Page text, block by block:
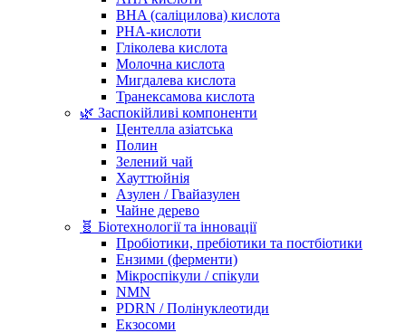
BHA (саліцилова) кислота
PHA-кислоти
Гліколева кислота
Молочна кислота
Мигдалева кислота
Транексамова кислота
🌿 Заспокійливі компоненти
Центелла азіатська
Полин
Зелений чай
Хауттюйнія
Азулен / Гвайазулен
Чайне дерево
🧬 Біотехнології та інновації
Пробіотики, пребіотики та постбіотики
Ензими (ферменти)
Мікроспікули / спікули
NMN
PDRN / Полінуклеотиди
Екзосоми